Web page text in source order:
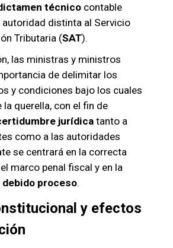
técnicocontable
distinta al Servicio
Tributaria (SAT).
las ministras y ministros
de delimitar los
y condiciones bajo los cuales
la querella, con el fin de
jurídicatanto a
como a las autoridades
se centrará en la correcta
marco penal fiscal y en la
proceso.
y efectos